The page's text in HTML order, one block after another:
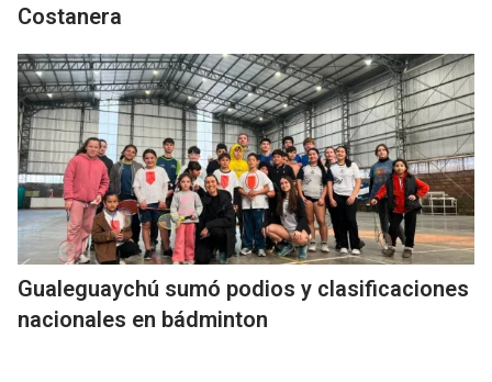
Costanera
Gualeguaychú sumó podios y clasificaciones
nacionales en bádminton